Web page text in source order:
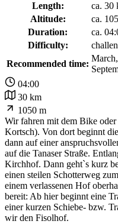
Length:
ca. 30
Altitude:
ca.
Duration:
ca.
Difficulty:
Recommended time:
04:00
30 km
1050 m
Wir fahren mit dem Bike
Kortsch). Von dort beginnt
dann auf einer
auf die Tanaser Straße.
Kirchhof. Dann geht`s kurz
einen steilen Schotterweg
einem verlassenen Hof
bereit: Ab hier beginnt eine
einer kurzen Schiebe- bzw.
wir den Fisolhof.